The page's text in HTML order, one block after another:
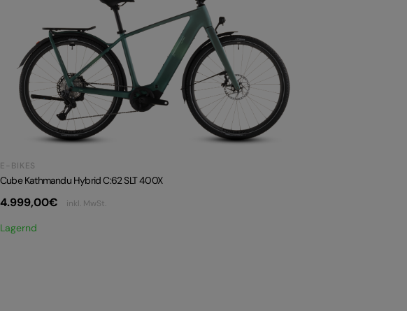
E-BIKES
Cube Kathmandu Hybrid C:62 SLT 400X
4.999,00€ inkl. MwSt.
Lagernd